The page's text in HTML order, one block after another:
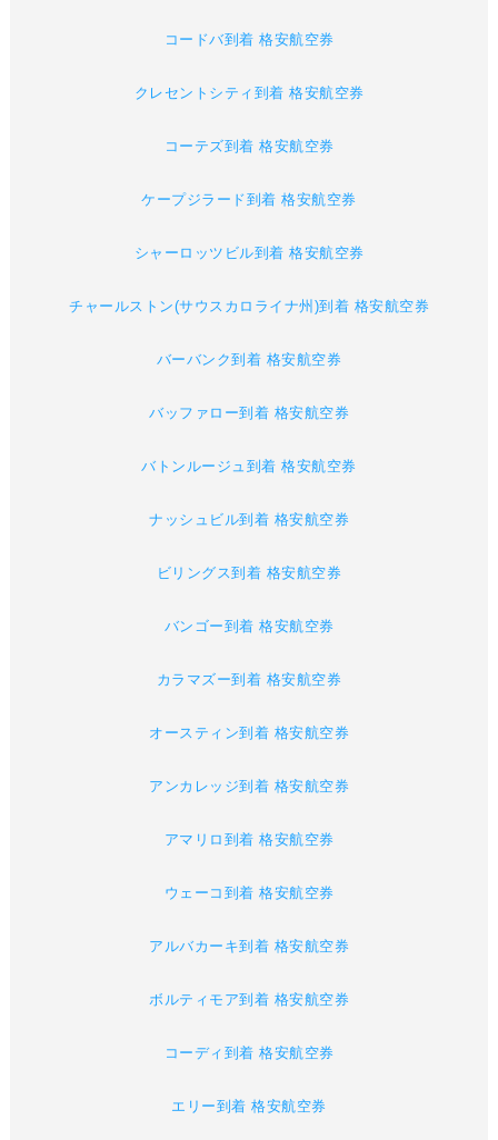
コードバ到着 格安航空券
クレセントシティ到着 格安航空券
コーテズ到着 格安航空券
ケープジラード到着 格安航空券
シャーロッツビル到着 格安航空券
チャールストン(サウスカロライナ州)到着 格安航空券
バーバンク到着 格安航空券
バッファロー到着 格安航空券
バトンルージュ到着 格安航空券
ナッシュビル到着 格安航空券
ビリングス到着 格安航空券
バンゴー到着 格安航空券
カラマズー到着 格安航空券
オースティン到着 格安航空券
アンカレッジ到着 格安航空券
アマリロ到着 格安航空券
ウェーコ到着 格安航空券
アルバカーキ到着 格安航空券
ボルティモア到着 格安航空券
コーディ到着 格安航空券
エリー到着 格安航空券